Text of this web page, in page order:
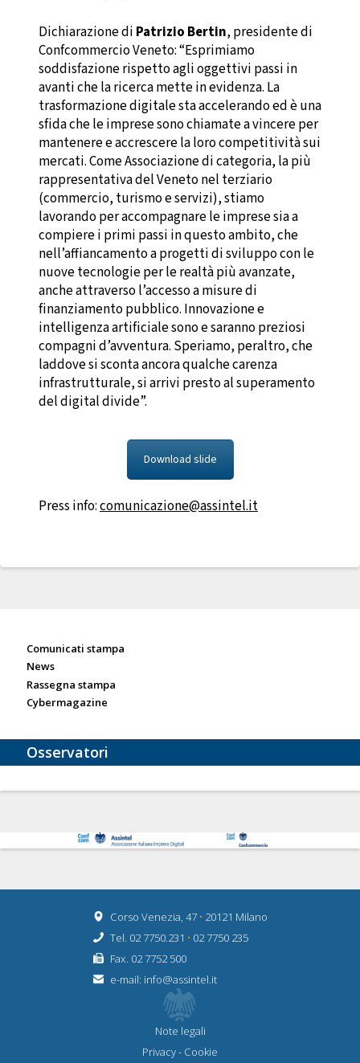
Dichiarazione di Patrizio Bertin, presidente di
Confcommercio Veneto: “Esprimiamo
soddisfazione rispetto agli oggettivi passi in
avanti che la ricerca mette in evidenza. La
trasformazione digitale sta accelerando ed è una
sfida che le imprese sono chiamate a vincere per
mantenere e accrescere la loro competitività sui
mercati. Come Associazione di categoria, la più
rappresentativa del Veneto nel terziario
(commercio, turismo e servizi), stiamo
lavorando per accompagnare le imprese sia a
compiere i primi passi in questo ambito, che
nell’affiancamento a progetti di sviluppo con le
nuove tecnologie per le realtà più avanzate,
anche attraverso l’accesso a misure di
finanziamento pubblico. Innovazione e
intelligenza artificiale sono e saranno preziosi
compagni d’avventura. Speriamo, peraltro, che
laddove si sconta ancora qualche carenza
infrastrutturale, si arrivi presto al superamento
del digital divide”.
Download slide
Press info:comunicazione@assintel.it
Comunicati stampa
News
Rassegna stampa
Cybermagazine
Osservatori
Corso Venezia, 47 • 20121 Milano
Tel. 02 7750.231 • 02 7750 235
Fax. 02 7752 500
e-mail: info@assintel.it
Note legali
Privacy- Cookie